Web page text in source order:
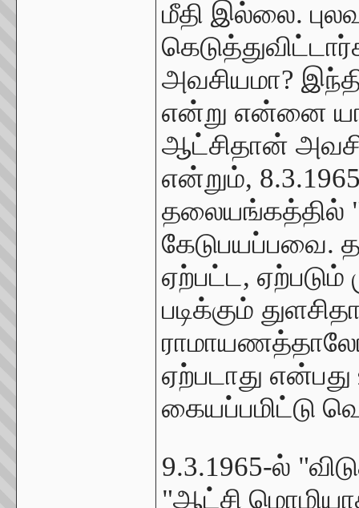
மீதி இல்லை.
அவசியமா?
என்று என்னை
ஆட்சிதான்
என்றும்,
தலையங்கத்தில்
கேடுபயப்பவை.
ஏற்பட்ட,
படிக்கும்
ஏற்படாது
கையப்பமிட்டு
9.3.1965-ல்
"ஆட்சி